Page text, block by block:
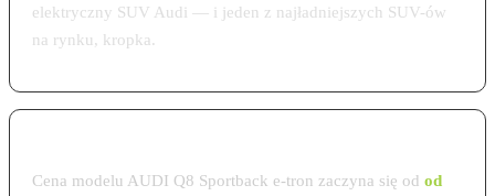
elektryczny SUV Audi — i jeden z najładniejszych SUV-ów
na rynku, kropka.
Cena modelu AUDI Q8 Sportback e-tron zaczyna się od od